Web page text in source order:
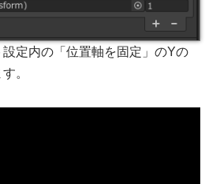
定内の「位置軸を固定」のYの
。